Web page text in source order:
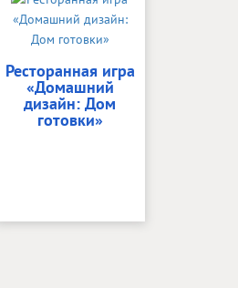
Ресторанная игра
«Домашний
дизайн: Дом
готовки»